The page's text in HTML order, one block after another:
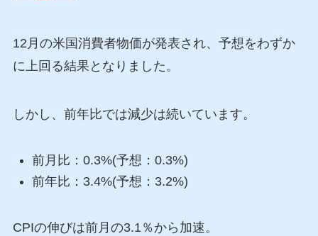
12月の米国消費者物価が発表され、予想をわずか
に上回る結果となりました。
しかし、前年比では減少は続いています。
前月比：0.3%(予想：0.3%)
前年比：3.4%(予想：3.2%)
CPIの伸びは前月の3.1％から加速。